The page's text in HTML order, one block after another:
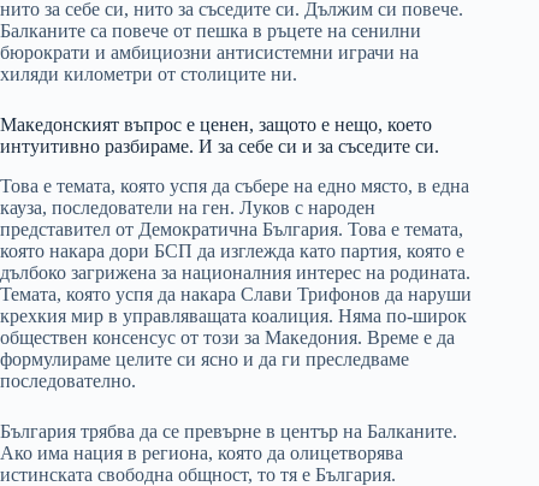
нито за себе си, нито за съседите си. Дължим си повече.
Балканите са повече от пешка в ръцете на сенилни
бюрократи и амбициозни антисистемни играчи на
хиляди километри от столиците ни.
Македонският въпрос е ценен, защото е нещо, което
интуитивно разбираме. И за себе си и за съседите си.
Това е темата, която успя да събере на едно място, в една
кауза, последователи на ген. Луков с народен
представител от Демократична България. Това е темата,
която накара дори БСП да изглежда като партия, която е
дълбоко загрижена за националния интерес на родината.
Темата, която успя да накара Слави Трифонов да наруши
крехкия мир в управляващата коалиция. Няма по-широк
обществен консенсус от този за Македония. Време е да
формулираме целите си ясно и да ги преследваме
последователно.
България трябва да се превърне в център на Балканите.
Ако има нация в региона, която да олицетворява
истинската свободна общност, то тя е България.